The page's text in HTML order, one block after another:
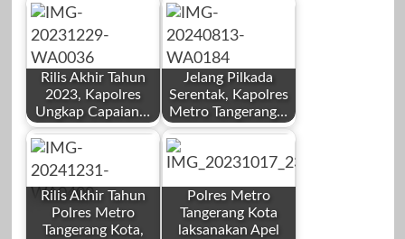
Redaksi
Desember 22,
2023
Redaksi
Desember 22,
Rilis Akhir Tahun
2023, Kapolres
Ungkap Capaian…
by
Redaksi
Jelang Pilkada
Serentak, Kapolres
Metro Tangerang…
by
Redaksi
Rilis Akhir Tahun
Polres Metro
Tangerang Kota,
Polres Metro
Tangerang Kota
laksanakan Apel